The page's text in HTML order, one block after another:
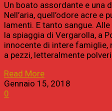
Un boato assordante e una
Nell’aria, quell’odore acre e
lamenti. E tanto sangue.
la spiaggia di Vergarolla, a
innocente di intere
a pezzi, letteralmente
Read More
Gennaio 15, 2018
0